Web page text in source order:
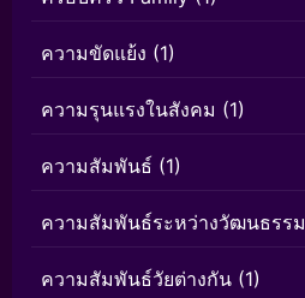
ความขัดแย้ง (1)
ความรุนแรงในสังคม (1)
ความสัมพันธ์ (1)
ความสัมพันธ์ระหว่างวัฒนธรรม
ความสัมพันธ์วัยต่างกัน (1)